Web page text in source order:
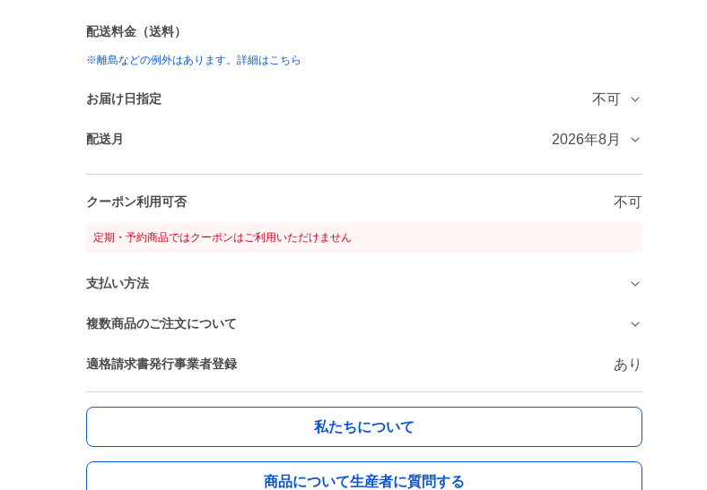
配送料金（送料）
※離島などの例外はあります。詳細はこちら
お届け日指定 不可
配送月 2026年8月
クーポン利用可否 不可
定期・予約商品ではクーポンはご利用いただけません
支払い方法
複数商品のご注文について
適格請求書発行事業者登録 あり
私たちについて
商品について生産者に質問する